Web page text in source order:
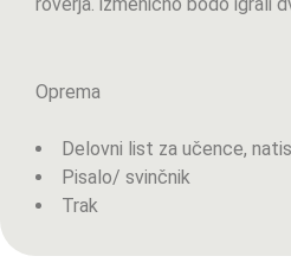
Oprema
Delovni list za učence,
Pisalo/ svinčnik
Trak